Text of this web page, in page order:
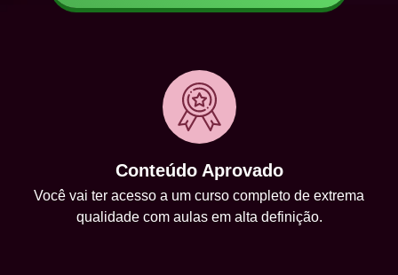
Conteúdo Aprovado
Você vai ter acesso a um curso completo de extrema
qualidade com aulas em alta definição.